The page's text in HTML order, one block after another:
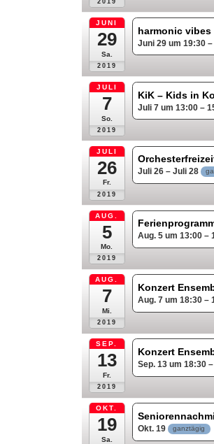
JUNI
29
Sa.
2019
harmonic
Juni 29 um 19:30
JULI
7
So.
2019
KiK – Kids in
Juli 7 um 13:00 –
JULI
26
Fr.
2019
Juli 26 – Juli 28
AUG.
5
Mo.
2019
Aug. 5 um 13:00 –
AUG.
7
Mi.
2019
Konzert
Aug. 7 um 18:30 –
SEP.
13
Fr.
2019
Konzert
Sep. 13 um 18:30
OKT.
19
Sa.
Okt. 19 ganztägig